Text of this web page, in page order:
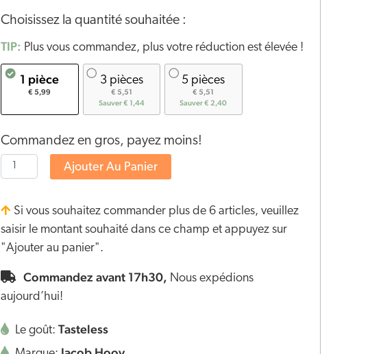
Choisissez la quantité souhaitée :
TIP: Plus vous commandez, plus votre réduction est élevée !
1 pièce
€ 5,99
3 pièces
€ 5,51
Sauver € 1,44
5 pièces
€ 5,51
Sauver € 2,40
Commandez en gros, payez moins!
Ajouter Au Panier
Si vous souhaitez commander plus de 6 articles, veuillez
saisir le montant souhaité dans ce champ et appuyez sur
"Ajouter au panier".
Commandez avant 17h30, Nous expédions
aujourd’hui!
Le goût: Tasteless